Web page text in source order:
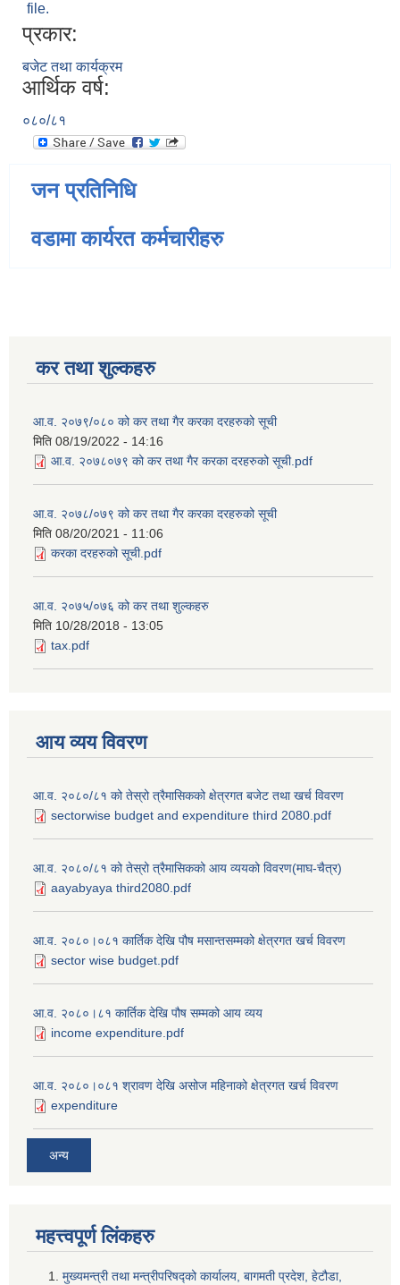
file.
प्रकार:
बजेट तथा कार्यक्रम
आर्थिक वर्ष:
०८०/८१
जन प्रतिनिधि
वडामा कार्यरत कर्मचारीहरु
कर तथा शुल्कहरु
आ.व. २०७९/०८० को कर तथा गैर करका दरहरुको सूची
मिति 08/19/2022 - 14:16
आ.व. २०७८०७९ को कर तथा गैर करका दरहरुको सूची.pdf
आ.व. २०७८/०७९ को कर तथा गैर करका दरहरुको सूची
मिति 08/20/2021 - 11:06
करका दरहरुको सूची.pdf
आ.व. २०७५/०७६ को कर तथा शुल्कहरु
मिति 10/28/2018 - 13:05
tax.pdf
आय व्यय विवरण
आ.व. २०८०/८१ को तेस्रो त्रैमासिकको क्षेत्रगत बजेट तथा खर्च विवरण
sectorwise budget and expenditure third 2080.pdf
आ.व. २०८०/८१ को तेस्रो त्रैमासिकको आय व्ययको विवरण(माघ-चैत्र)
aayabyaya third2080.pdf
आ.व. २०८०।०८१ कार्तिक देखि पौष मसान्तसम्मको क्षेत्रगत खर्च विवरण
sector wise budget.pdf
आ.व. २०८०।८१ कार्तिक देखि पौष सम्मको आय व्यय
income expenditure.pdf
आ.व. २०८०।०८१ श्रावण देखि असोज महिनाको क्षेत्रगत खर्च विवरण
expenditure
अन्य
महत्त्वपूर्ण लि‌ंकहरु
मुख्यमन्त्री तथा मन्त्रीपरिषद्को कार्यालय, बागमती प्रदेश, हेटौडा,